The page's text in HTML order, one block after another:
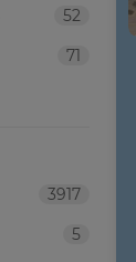
3917
5
52
71